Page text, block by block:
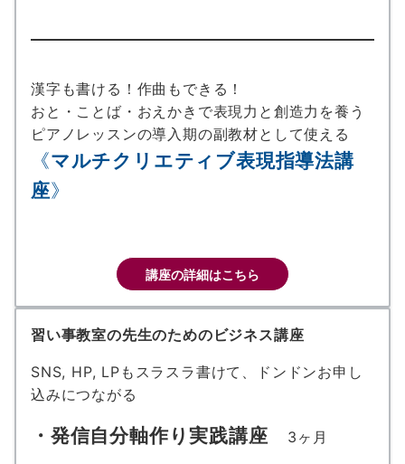
漢字も書ける！作曲もできる！
おと・ことば・おえかきで表現力と創造力を養う
ピアノレッスンの導入期の副教材として使える
《マルチクリエティブ表現指導法講
座》
講座の詳細はこちら
習い事教室の先生のためのビジネス講座
SNS, HP, LPもスラスラ書けて、ドンドンお申し
込みにつながる
・発信自分軸作り実践講座 3ヶ月